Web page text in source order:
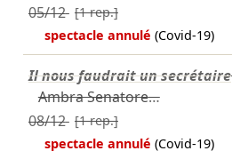
05/12 [1 rep.]
spectacle annulé(Covid-19)
Il nous faudrait un secrétaire
Ambra Senatore…
08/12 [1 rep.]
spectacle annulé(Covid-19)